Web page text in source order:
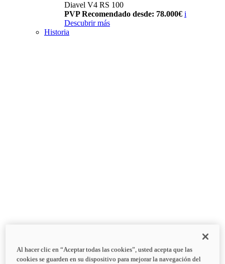
Diavel V4 RS 100
PVP Recomendado desde: 78.000€ i
Descubrir más
Historia
Al hacer clic en “Aceptar todas las cookies”, usted acepta que las
cookies se guarden en su dispositivo para mejorar la navegación del